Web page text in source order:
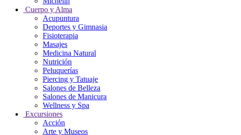
Cuerpo y Alma
Acupuntura
Deportes y Gimnasia
Fisioterapia
Masajes
Medicina Natural
Nutrición
Peluquerías
Piercing y Tatuaje
Salones de Belleza
Salones de Manicura
Wellness y Spa
Excursiones
Acción
Arte y Museos